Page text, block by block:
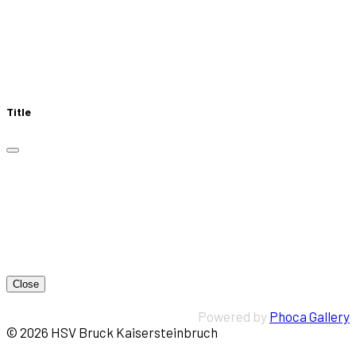
Title
Close
Powered by Phoca Gallery
© 2026 HSV Bruck Kaisersteinbruch